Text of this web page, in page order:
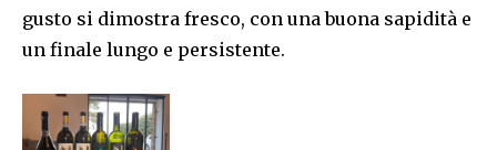
gusto si dimostra fresco, con una buona sapidità e
un finale lungo e persistente.